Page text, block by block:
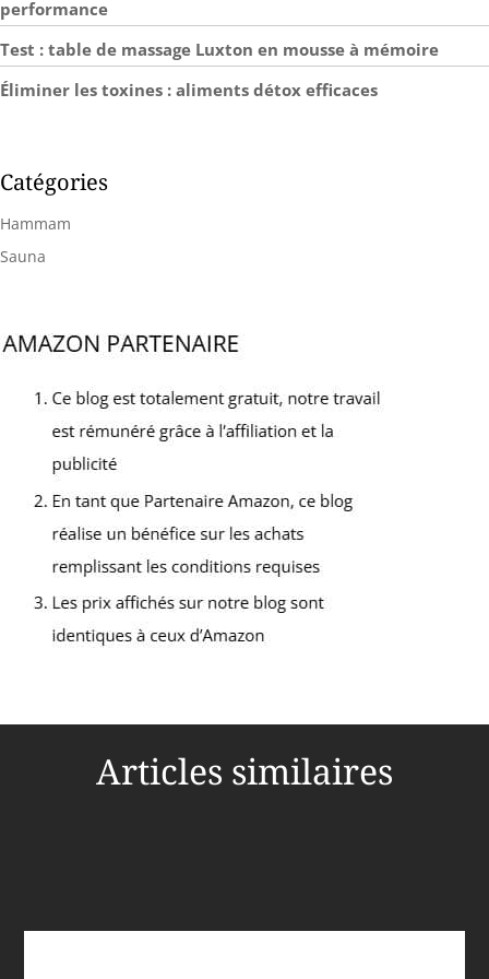
performance
Test : table de massage Luxton en mousse à mémoire
Éliminer les toxines : aliments détox efficaces
Catégories
Hammam
Sauna
Articles similaires